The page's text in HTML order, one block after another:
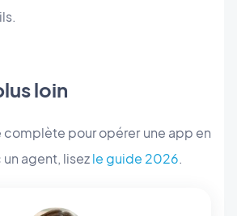
loin
complète pour opérer une app en
agent, lisezle guide 2026.